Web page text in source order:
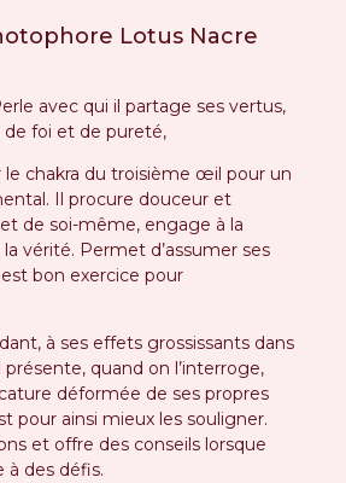
Lotus Nacre
avec qui il partage ses vertus,
de foi et de pureté,
le chakra du troisième œil pour un
Il procure douceur et
de soi-même, engage à la
vérité. Permet d’assumer ses
bon exercice pour
à ses effets grossissants dans
présente, quand on l’interroge,
déformée de ses propres
pour ainsi mieux les souligner.
et offre des conseils lorsque
à des défis.